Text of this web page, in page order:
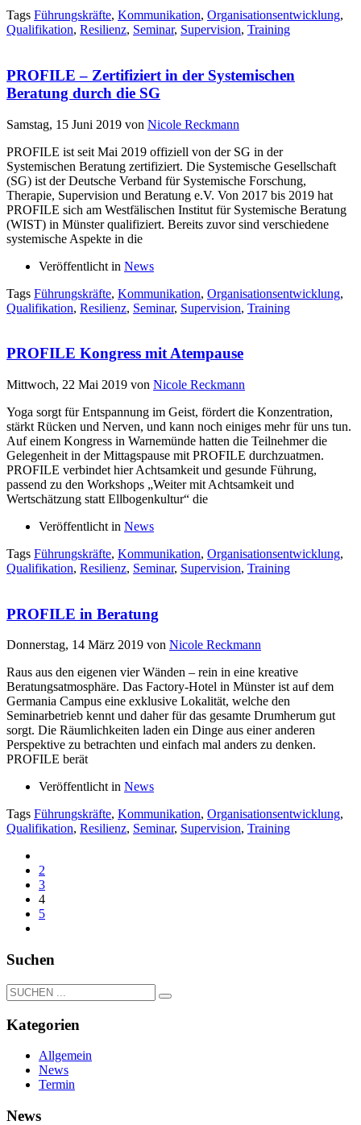
Tags Führungskräfte, Kommunikation, Organisationsentwicklung,
Qualifikation, Resilienz, Seminar, Supervision, Training
PROFILE – Zertifiziert in der Systemischen
Beratung durch die SG
Samstag, 15 Juni 2019 von Nicole Reckmann
PROFILE ist seit Mai 2019 offiziell von der SG in der
Systemischen Beratung zertifiziert. Die Systemische Gesellschaft
(SG) ist der Deutsche Verband für Systemische Forschung,
Therapie, Supervision und Beratung e.V. Von 2017 bis 2019 hat
PROFILE sich am Westfälischen Institut für Systemische Beratung
(WIST) in Münster qualifiziert. Bereits zuvor sind verschiedene
systemische Aspekte in die
Veröffentlicht in News
Tags Führungskräfte, Kommunikation, Organisationsentwicklung,
Qualifikation, Resilienz, Seminar, Supervision, Training
PROFILE Kongress mit Atempause
Mittwoch, 22 Mai 2019 von Nicole Reckmann
Yoga sorgt für Entspannung im Geist, fördert die Konzentration,
stärkt Rücken und Nerven, und kann noch einiges mehr für uns tun.
Auf einem Kongress in Warnemünde hatten die Teilnehmer die
Gelegenheit in der Mittagspause mit PROFILE durchzuatmen.
PROFILE verbindet hier Achtsamkeit und gesunde Führung,
passend zu den Workshops „Weiter mit Achtsamkeit und
Wertschätzung statt Ellbogenkultur“ die
Veröffentlicht in News
Tags Führungskräfte, Kommunikation, Organisationsentwicklung,
Qualifikation, Resilienz, Seminar, Supervision, Training
PROFILE in Beratung
Donnerstag, 14 März 2019 von Nicole Reckmann
Raus aus den eigenen vier Wänden – rein in eine kreative
Beratungsatmosphäre. Das Factory-Hotel in Münster ist auf dem
Germania Campus eine exklusive Lokalität, welche den
Seminarbetrieb kennt und daher für das gesamte Drumherum gut
sorgt. Die Räumlichkeiten laden ein Dinge aus einer anderen
Perspektive zu betrachten und einfach mal anders zu denken.
PROFILE berät
Veröffentlicht in News
Tags Führungskräfte, Kommunikation, Organisationsentwicklung,
Qualifikation, Resilienz, Seminar, Supervision, Training
2
3
4
5
Suchen
Kategorien
Allgemein
News
Termin
News